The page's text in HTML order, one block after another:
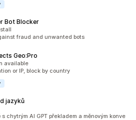
Bot Blocker
47
fraud and unwanted bots
Geo:Pro
133
available
or IP, block by country
jazyků
724
chytrým AI GPT překladem a měnovým konve